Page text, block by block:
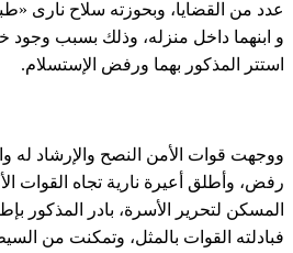
عدد من القضايا، وبحوزته سلاح نارى
و ابنهما داخل منزله، وذلك بسبب وجود
استتر المذكور بهما ورفض الإستسلام.
ووجهت قوات الأمن النصح والإرشاد له
رفض، وأطلق أعيرة نارية تجاه القوات
المسكن لتحرير الأسرة، بادر المذكور
فبادلته القوات بالمثل، وتمكنت من